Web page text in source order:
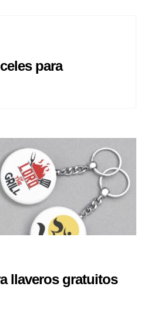
para
llaveros gratuitos